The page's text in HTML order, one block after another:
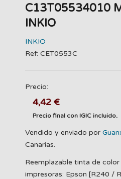
C13T05534010
INKIO
INKIO
Ref: CET0553C
Precio:
4,42 €
Precio final con IGIC incluido.
Vendido y enviado por
Canarias.
Reemplazable tinta de
impresoras: Epson [R240 /